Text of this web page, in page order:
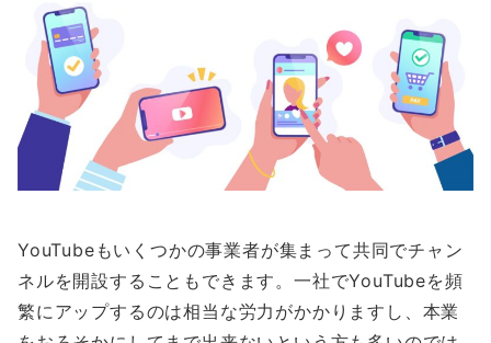
YouTubeもいくつかの事業者が集まって共同でチャン
ネルを開設することもできます。一社でYouTubeを頻
繁にアップするのは相当な労力がかかりますし、本業